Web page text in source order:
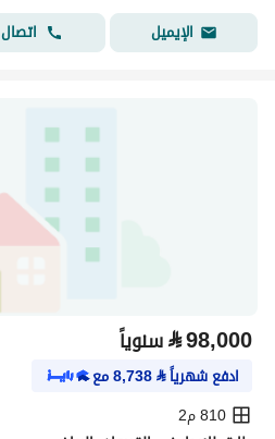
الإيميل
اتصال
⃁98,000 سنوياً
ادفع شهرياً⃁
8,738مع
810 م2